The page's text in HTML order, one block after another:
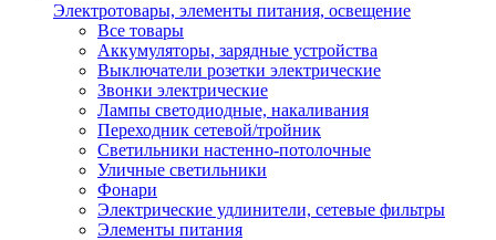
Электротовары, элементы питания, освещение
Все товары
Аккумуляторы, зарядные устройства
Выключатели розетки электрические
Звонки электрические
Лампы светодиодные, накаливания
Переходник сетевой/тройник
Светильники настенно-потолочные
Уличные светильники
Фонари
Электрические удлинители, сетевые фильтры
Элементы питания